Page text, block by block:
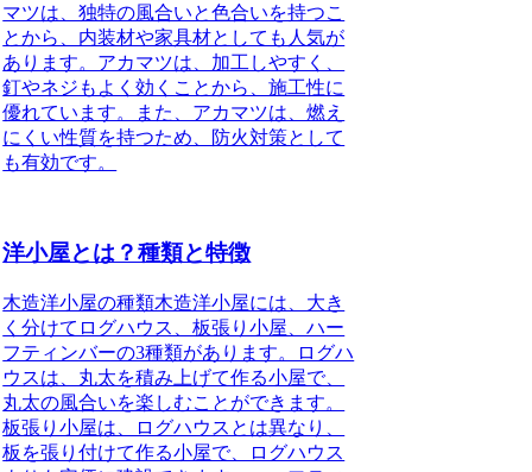
マツは、独特の風合いと色合いを持つこ
とから、内装材や家具材としても人気が
あります。アカマツは、加工しやすく、
釘やネジもよく効くことから、施工性に
優れています。また、アカマツは、燃え
にくい性質を持つため、防火対策として
も有効です。
洋小屋とは？種類と特徴
木造洋小屋の種類木造洋小屋には、大き
く分けてログハウス、板張り小屋、ハー
フティンバーの3種類があります。ログハ
ウスは、丸太を積み上げて作る小屋で、
丸太の風合いを楽しむことができます。
板張り小屋は、ログハウスとは異なり、
板を張り付けて作る小屋で、ログハウス